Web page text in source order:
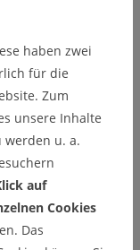
haben zwei
für die
Zum
unsere Inhalte
werden u. a.
auf
Cookies
Das